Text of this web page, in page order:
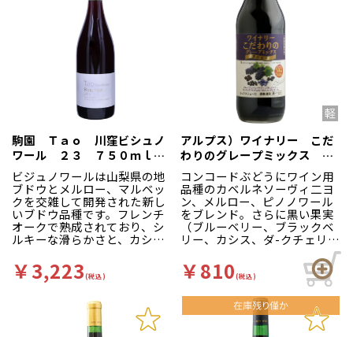
駒園 Ｔａｏ 川窪ビシュノ
ワール ２３ ７５０ｍｌ
赤
ビジュノワールは山梨県の地
ブドウとメルロー、マルベッ
クを交雑して開発された新し
いブドウ品種です。フレンチ
オークで熟成されており、シ
ルキーな滑らかさと、カシス
凝縮した果実味が特徴です。
自社農園の川窪圃場のビジュ
す。多数のコンクールでも受
賞をしている近年注目の実力
派ジャパニーズワイナリーで
￥3,223(税込)
アルプス）ワイナリー こだ
わりのグレープミックス 黒
の果実 １Ｌ
コンコードぶどうにワイン用
品種のカベルネソーヴィ二ヨ
ン、メルロー、ピノノワール
をブレンド。さらに黒い果実
（ブルーベリー、ブラックベ
リー、カシス、ダ-クチェリ
コクのあるぶどうジュースに
さらに黒い果実のコクと酸味
をプラスした味わいは濃厚で
ワインを思わせる複雑味をお
楽しみいただけます。
￥810(税込)